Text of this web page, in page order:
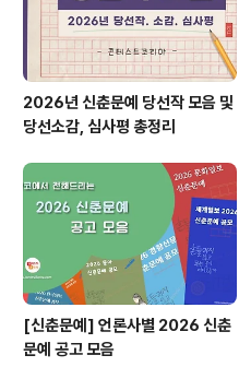
2026년 신춘문예 당선작 모음 및
당선소감, 심사평 총정리
[신춘문예] 언론사별 2026 신춘
문예 공고 모음